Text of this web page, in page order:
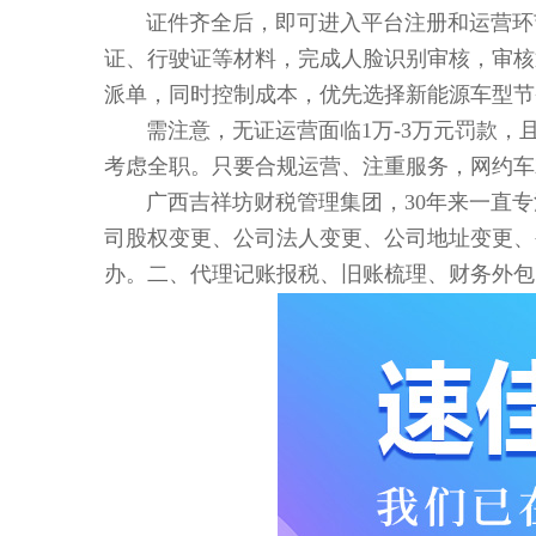
证件齐全后，即可进入平台注册和运营
证、行驶证等材料，完成人脸识别审核，审
派单，同时控制成本，优先选择新能源车型
需注意，无证运营面临1万-3万元罚款，
考虑全职。只要合规运营、注重服务，网约
广西吉祥坊财税管理集团，30年来一直
司股权变更、公司法人变更、公司地址变更
办。二、代理记账报税、旧账梳理、财务外